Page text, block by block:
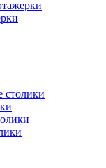
столики